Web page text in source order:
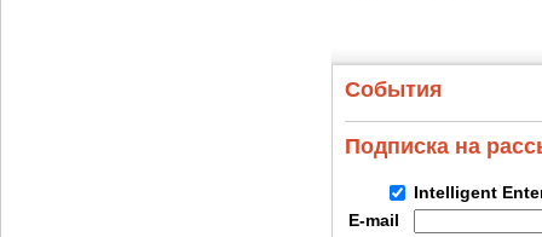
События
Подписка на
Intelligent
E-mail